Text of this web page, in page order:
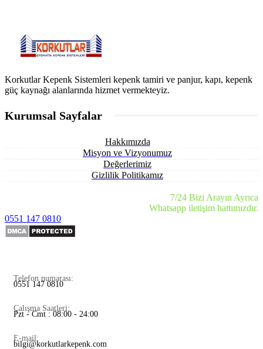
Korkutlar Kepenk Sistemleri kepenk tamiri ve panjur, kapı, kepenk
güç kaynağı alanlarında hizmet vermekteyiz.
Kurumsal Sayfalar
Hakkımızda
Misyon ve Vizyonumuz
Değerlerimiz
Gizlilik Politikamız
7/24 Bizi Arayın Ayrıca
Whatsapp iletişim hattımızdır.
0551 147 0810
Telefon numarası:
0551 147 0810
Çalışma Saatleri:
Pzt - Cmt : 08:00 - 24:00
E-mail:
bilgi@korkutlarkepenk.com